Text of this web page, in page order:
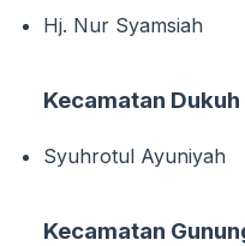
Hj. Nur Syamsiah
Kecamatan
Syuhrotul Ayuniyah
Kecamatan